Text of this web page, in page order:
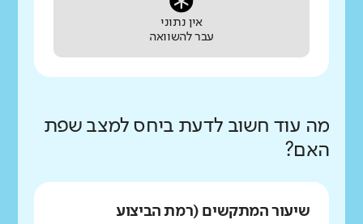
אין נתוני
עבר להשוואה
מה עוד חשוב לדעת ביחס למצב שפת
האם?
שיעור המתקשים (רמת הביצוע